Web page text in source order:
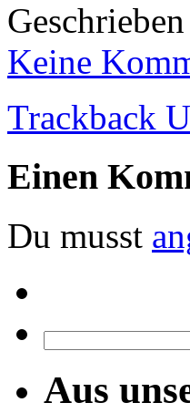
Keine
Trackback
Einen
Du musst
nach:
Aus